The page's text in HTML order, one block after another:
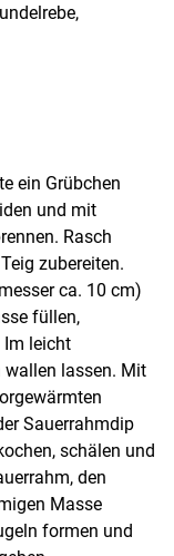
ein Grübchen
und mit
Rasch
zubereiten.
ca. 10 cm)
füllen,
leicht
wallen lassen. Mit
Sauerrahmdip
schälen und
den
Masse
formen und